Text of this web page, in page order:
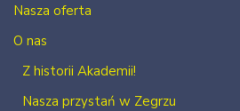
Nasza oferta
O nas
Z historii Akademii!
Nasza przystań w Zegrzu